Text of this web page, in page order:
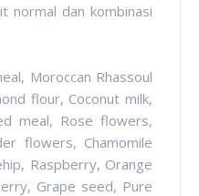
normal dan kombinasi
Moroccan Rhassoul
flour, Coconut milk,
meal, Rose flowers,
flowers, Chamomile
Raspberry, Orange
Grape seed, Pure